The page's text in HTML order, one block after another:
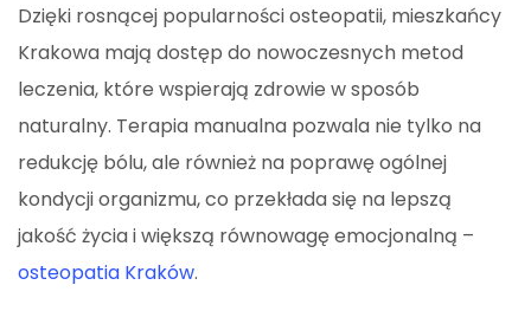
Dzięki rosnącej popularności osteopatii, mieszkańcy
Krakowa mają dostęp do nowoczesnych metod
leczenia, które wspierają zdrowie w sposób
naturalny. Terapia manualna pozwala nie tylko na
redukcję bólu, ale również na poprawę ogólnej
kondycji organizmu, co przekłada się na lepszą
jakość życia i większą równowagę emocjonalną –
osteopatia Kraków.